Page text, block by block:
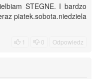
STEGNE. I bardzo
piatek.sobota.niedziela
1 0 Odpowiedz